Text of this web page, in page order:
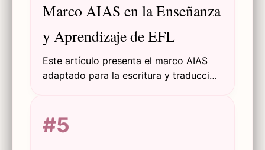
Marco AIAS en la Enseñanza
y Aprendizaje de EFL
Este artículo presenta el marco AIAS
adaptado para la escritura y traducción
de IA generativa, promoviendo la
alfabetización en IA y la integridad
#5